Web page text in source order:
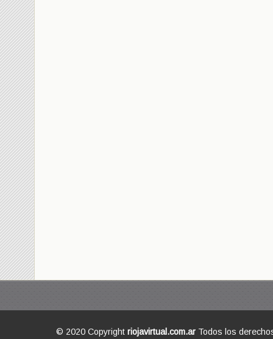
© 2020 Copyright riojavirtual.com.ar Todos los